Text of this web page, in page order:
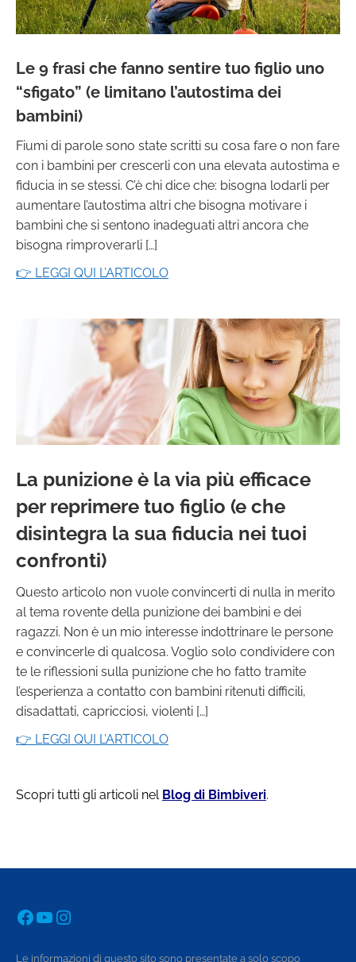
Le 9 frasi che fanno sentire tuo figlio uno
“sfigato” (e limitano l’autostima dei
bambini)
Fiumi di parole sono state scritti su cosa fare o non fare
con i bambini per crescerli con una elevata autostima e
fiducia in se stessi. C’è chi dice che: bisogna lodarli per
aumentare l’autostima altri che bisogna motivare i
bambini che si sentono inadeguati altri ancora che
bisogna rimproverarli […]
👉 LEGGI QUI L’ARTICOLO
La punizione è la via più efficace
per reprimere tuo figlio (e che
disintegra la sua fiducia nei tuoi
confronti)
Questo articolo non vuole convincerti di nulla in merito
al tema rovente della punizione dei bambini e dei
ragazzi. Non è un mio interesse indottrinare le persone
e convincerle di qualcosa. Voglio solo condividere con
te le riflessioni sulla punizione che ho fatto tramite
l’esperienza a contatto con bambini ritenuti difficili,
disadattati, capricciosi, violenti […]
👉 LEGGI QUI L’ARTICOLO
Scopri tutti gli articoli nel Blog di Bimbiveri.
Facebook
YouTube
Instagram
Le informazioni di questo sito sono presentate a solo scopo